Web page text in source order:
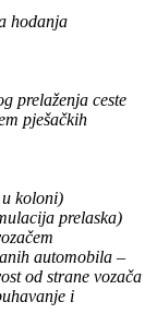
hodanja
prelaženja ceste
pješačkih
koloni)
prelaska)
automobila –
od strane vozača
i